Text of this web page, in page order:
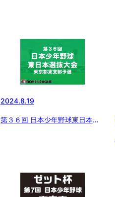
2024.8.19
第３６回 日本少年野球東日本選